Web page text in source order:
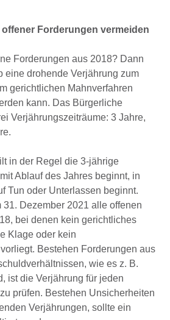
Forderungen vermeiden
Forderungen aus 2018? Dann
eine drohende Verjährung zum
gerichtlichen Mahnverfahren
kann. Das Bürgerliche
Verjährungszeiträume: 3 Jahre,
in der Regel die 3-jährige
Ablauf des Jahres beginnt, in
Tun oder Unterlassen beginnt.
31. Dezember 2021 alle offenen
bei denen kein gerichtliches
Klage oder kein
Bestehen Forderungen aus
wie es z. B.
ist die Verjährung für jeden
prüfen. Bestehen Unsicherheiten
Verjährungen, sollte ein